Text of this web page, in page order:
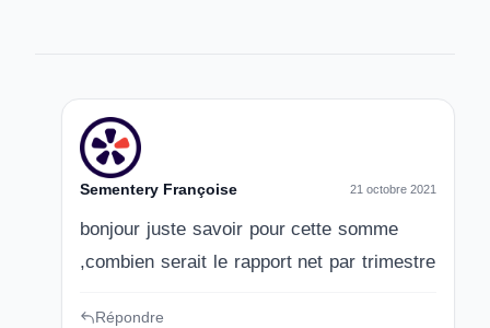
Sementery Françoise 21 octobre 2021
bonjour juste savoir pour cette somme
,combien serait le rapport net par trimestre
Répondre